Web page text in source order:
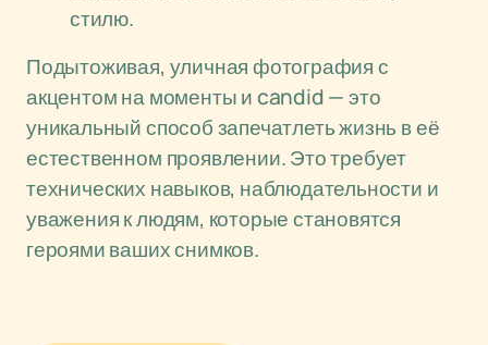
стилю.
Подытоживая, уличная фотография с
акцентом на моменты и candid — это
уникальный способ запечатлеть жизнь в её
естественном проявлении. Это требует
технических навыков, наблюдательности и
уважения к людям, которые становятся
героями ваших снимков.